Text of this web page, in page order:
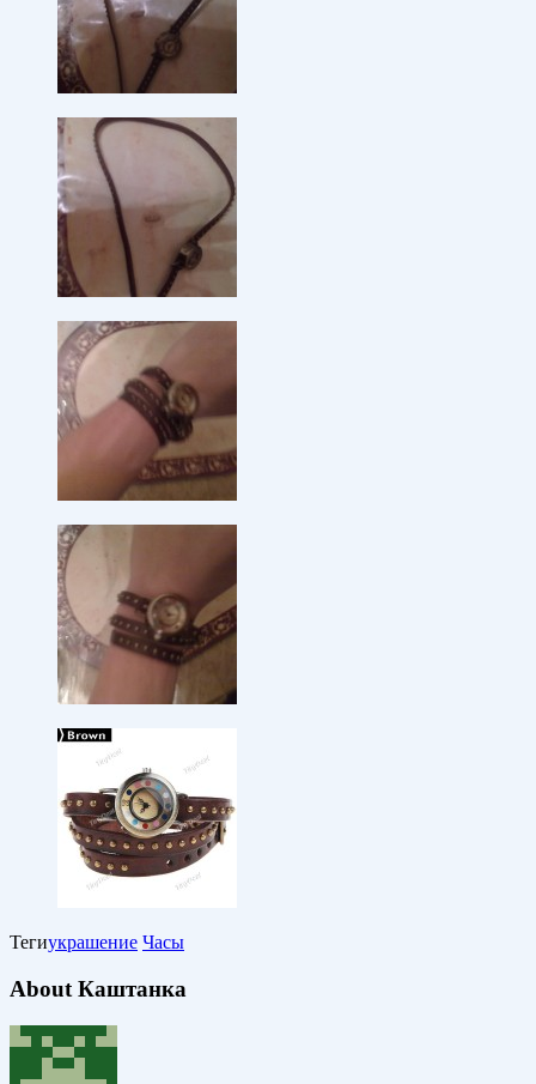
Тегиукрашение Часы
About Каштанка